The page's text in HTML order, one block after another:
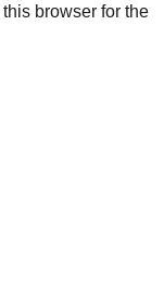
browser for the